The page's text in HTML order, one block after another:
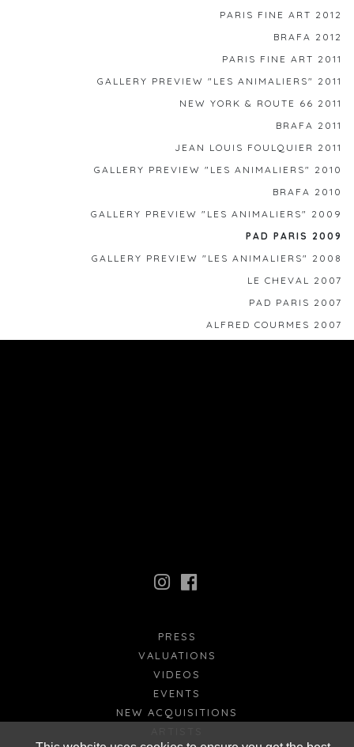
PARIS FINE ART 2012
BRAFA 2012
PARIS FINE ART 2011
GALLERY PREVIEW "LES ANIMALIERS" 2011
NEW YORK & ROUTE 66 2011
BRAFA 2011
JEAN LOUIS FOULQUIER 2011
GALLERY PREVIEW "LES ANIMALIERS" 2010
BRAFA 2010
GALLERY PREVIEW "LES ANIMALIERS" 2009
PAD PARIS 2009
GALLERY PREVIEW "LES ANIMALIERS" 2008
LE CHEVAL 2007
PAD PARIS 2007
ALFRED COURMES 2007
NEW ACQUISITIONS
EVENTS
VIDEOS
VALUATIONS
PRESS